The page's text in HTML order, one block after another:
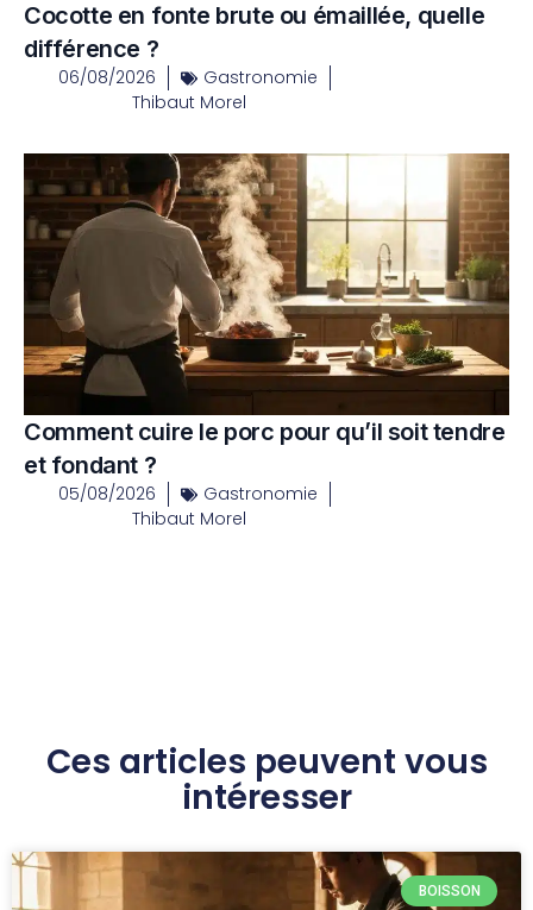
Cocotte en fonte brute ou émaillée, quelle
différence ?
06/08/2026
Gastronomie
Thibaut Morel
Comment cuire le porc pour qu’il soit tendre
et fondant ?
05/08/2026
Gastronomie
Thibaut Morel
Ces articles peuvent vous
intéresser
BOISSON